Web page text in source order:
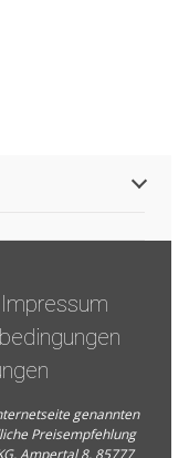
Impressum
genannten
Preisempfehlung
Ampertal 8, 85777